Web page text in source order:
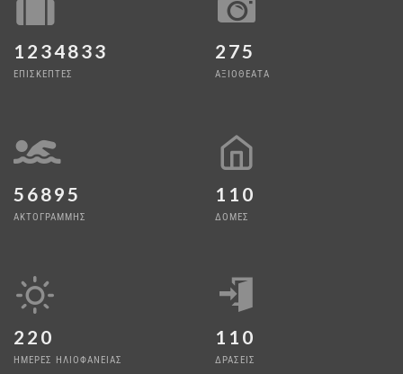
1234833
ΕΠΙΣΚΕΠΤΕΣ
275
ΑΞΙΟΘΕΑΤΑ
56895
ΑΚΤΟΓΡΑΜΜΗΣ
110
ΔΟΜΕΣ
220
ΗΜΕΡΕΣ ΗΛΙΟΦΑΝΕΙΑΣ
110
ΔΡΑΣΕΙΣ